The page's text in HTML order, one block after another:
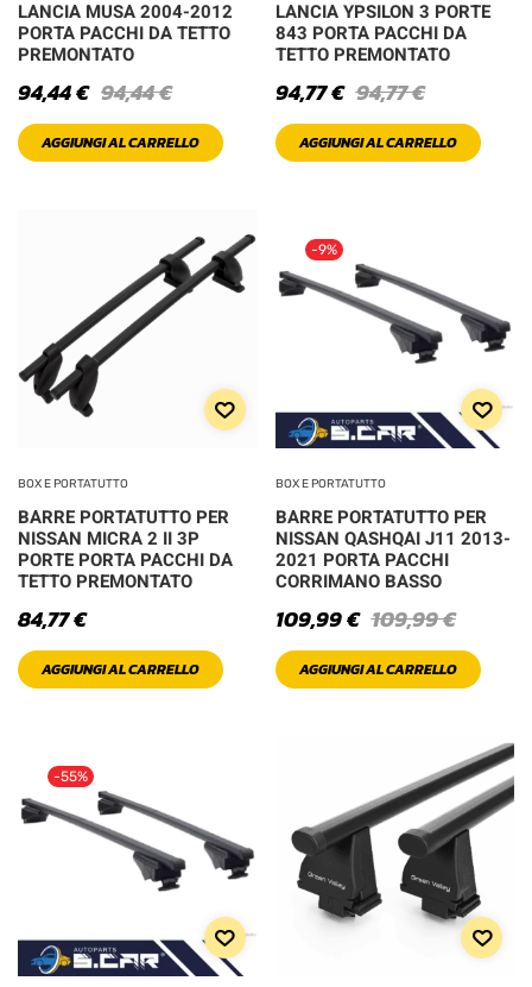
LANCIA MUSA 2004-2012
PORTA PACCHI DA TETTO
PREMONTATO
94,44€
94,44€
AGGIUNGI AL CARRELLO
LANCIA YPSILON 3 PORTE
843 PORTA PACCHI DA
TETTO PREMONTATO
94,77€
94,77€
AGGIUNGI AL CARRELLO
BOX E PORTATUTTO
BARRE PORTATUTTO PER
NISSAN MICRA 2 II 3P
PORTE PORTA PACCHI DA
TETTO PREMONTATO
84,77€
AGGIUNGI AL CARRELLO
-9%
BOX E PORTATUTTO
BARRE PORTATUTTO PER
NISSAN QASHQAI J11 2013-
2021 PORTA PACCHI
CORRIMANO BASSO
109,99€
109,99€
AGGIUNGI AL CARRELLO
-55%